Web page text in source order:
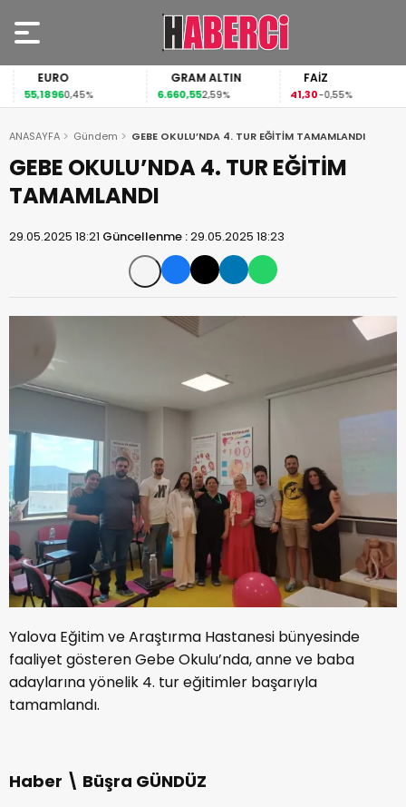
EURO
55,18960,45%
GRAM ALTIN
6.660,552,59%
FAİZ
41,30-0,55%
ANASAYFA Gündem GEBE OKULU’NDA 4. TUR EĞİTİM TAMAMLANDI
GEBE OKULU’NDA 4. TUR EĞİTİM
TAMAMLANDI
29.05.2025 18:21 Güncellenme :29.05.2025 18:23
Yalova Eğitim ve Araştırma Hastanesi bünyesinde
faaliyet gösteren Gebe Okulu’nda, anne ve baba
adaylarına yönelik 4. tur eğitimler başarıyla
tamamlandı.
Haber \ Büşra GÜNDÜZ